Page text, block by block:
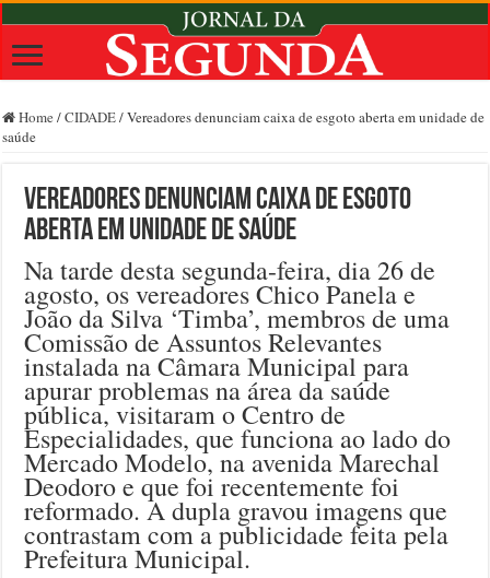
Home /CIDADE/Vereadores denunciam caixa de esgoto aberta em unidade de
saúde
Vereadores denunciam caixa de esgoto
aberta em unidade de saúde
Na tarde desta segunda-feira, dia 26 de
agosto, os vereadores Chico Panela e
João da Silva ‘Timba’, membros de uma
Comissão de Assuntos Relevantes
instalada na Câmara Municipal para
apurar problemas na área da saúde
pública, visitaram o Centro de
Especialidades, que funciona ao lado do
Mercado Modelo, na avenida Marechal
Deodoro e que foi recentemente foi
reformado. A dupla gravou imagens que
contrastam com a publicidade feita pela
Prefeitura Municipal.